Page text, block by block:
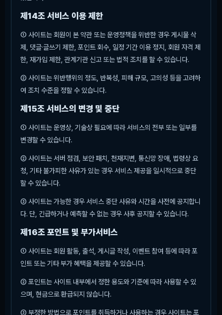
제14조 서비스 이용 제한
① 사이트는 회원이 본 약관 또는 운영정책을 위반한 경우 게시물 삭
제, 댓글·글쓰기 제한, 포인트 회수, 일정 기간 이용 정지, 회원 자격 제
한, 재가입 제한, 관계기관 신고 또는 법적 조치를 할 수 있습니다.
② 사이트는 위반행위의 정도, 반복성, 피해 규모, 고의성 등을 고려하
여 조치 수준을 정할 수 있습니다.
제15조 서비스의 변경 및 중단
① 사이트는 운영상, 기술상 필요에 따라 서비스의 전부 또는 일부를
변경할 수 있습니다.
② 사이트는 서버 점검, 보안 패치, 천재지변, 통신망 장애, 법령상 요
청, 기타 불가피한 사유가 있는 경우 서비스 제공을 일시적으로 중단
할 수 있습니다.
③ 사이트는 가능한 경우 서비스 중단 사유와 시간을 사전에 공지합니
다. 단, 긴급하거나 예측할 수 없는 경우 사후 공지할 수 있습니다.
제16조 포인트 및 부가서비스
① 사이트는 회원 활동, 출석, 게시글 작성, 이벤트 참여 등에 따라 포
인트 또는 기타 부가 혜택을 제공할 수 있습니다.
② 포인트는 사이트 내부에서 정한 용도와 기준에 따라 사용할 수 있
으며, 현금으로 환급되지 않습니다.
③ 부정한 방법으로 포인트를 취득하거나 사용하는 경우 사이트는 포